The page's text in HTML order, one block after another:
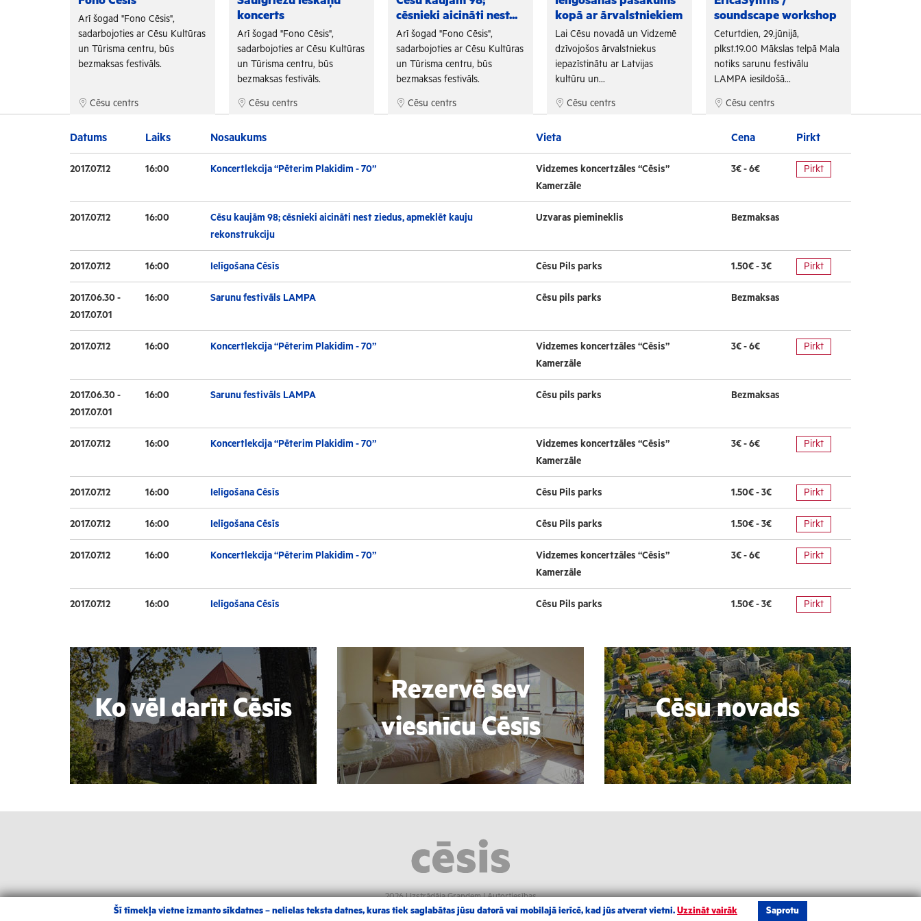
Arī šogad "Fono Cēsis",
sadarbojoties ar Cēsu Kultūras
un Tūrisma centru, būs
bezmaksas festivāls.
Cēsu centrs
koncerts
Arī šogad "Fono Cēsis",
sadarbojoties ar Cēsu Kultūras
un Tūrisma centru, būs
bezmaksas festivāls.
Cēsu centrs
cēsnieki aicināti nest...
Arī šogad "Fono Cēsis",
sadarbojoties ar Cēsu Kultūras
un Tūrisma centru, būs
bezmaksas festivāls.
Cēsu centrs
kopā ar ārvalstniekiem
Lai Cēsu novadā un Vidzemē
dzīvojošos ārvalstniekus
iepazīstinātu ar Latvijas
kultūru un...
Cēsu centrs
soundscape workshop
Ceturtdien, 29.jūnijā,
plkst.19.00 Mākslas telpā Mala
notiks sarunu festivālu
LAMPA iesildošā...
Cēsu centrs
Datums Laiks Nosaukums Vieta Cena Pirkt
2017.07.12 16:00 Koncertlekcija “Pēterim Plakidim - 70”
Vidzemes koncertzāles “Cēsis”
Kamerzāle
3€ - 6€ Pirkt
2017.07.12 16:00
Cēsu kaujām 98; cēsnieki aicināti nest ziedus, apmeklēt kauju
rekonstrukciju
Uzvaras piemineklis Bezmaksas
2017.07.12 16:00 Ielīgošana Cēsīs Cēsu Pils parks 1.50€ - 3€ Pirkt
2017.06.30 -
2017.07.01
16:00 Sarunu festivāls LAMPA Cēsu pils parks Bezmaksas
2017.07.12 16:00 Koncertlekcija “Pēterim Plakidim - 70”
Vidzemes koncertzāles “Cēsis”
Kamerzāle
3€ - 6€ Pirkt
2017.06.30 -
2017.07.01
16:00 Sarunu festivāls LAMPA Cēsu pils parks Bezmaksas
2017.07.12 16:00 Koncertlekcija “Pēterim Plakidim - 70”
Vidzemes koncertzāles “Cēsis”
Kamerzāle
3€ - 6€ Pirkt
2017.07.12 16:00 Ielīgošana Cēsīs Cēsu Pils parks 1.50€ - 3€ Pirkt
2017.07.12 16:00 Ielīgošana Cēsīs Cēsu Pils parks 1.50€ - 3€ Pirkt
2017.07.12 16:00 Koncertlekcija “Pēterim Plakidim - 70”
Vidzemes koncertzāles “Cēsis”
Kamerzāle
3€ - 6€ Pirkt
2017.07.12 16:00 Ielīgošana Cēsīs Cēsu Pils parks 1.50€ - 3€ Pirkt
Ko vēl darīt Cēsīs
Rezervē sev
viesnīcu Cēsīs
Cēsu novads
2026 |Izstrādāja Grandem|Autortiesības
Šī tīmekļa vietne izmanto sīkdatnes – nelielas teksta datnes, kuras tiek saglabātas jūsu datorā vai mobilajā ierīcē, kad jūs atverat vietni. Uzzināt vairāk Saprotu